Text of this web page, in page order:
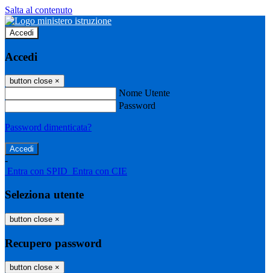
Salta al contenuto
Accedi
Accedi
button close ×
Nome Utente
Password
Password dimenticata?
-
Entra con SPID Entra con CIE
Seleziona utente
button close ×
Recupero password
button close ×